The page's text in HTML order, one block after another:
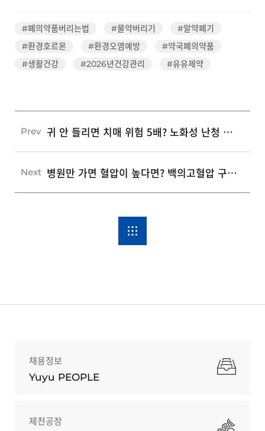
#폐의약품버리는법 #물약버리기
#알약폐기
#환경호르몬
#환경오염예방
#약국폐의약품
#생활건강
#2026년건강관리 #유유제약
Prev 귀 안 들리면 치매 위험 5배? 노화성 난청 예방을 위한 3가지 수칙
Next 병원만 가면 혈압이 높다면? 백의고혈압 구별법과 3가지 대처 기준
채용정보
Yuyu PEOPLE
제천공장